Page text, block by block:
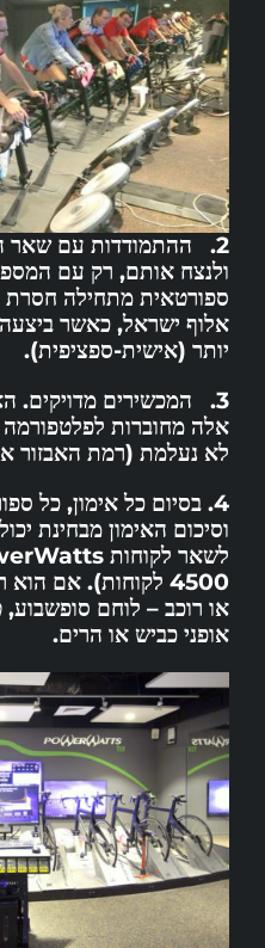
2. ההתמודדות עם שאר
ולנצח אותם, רק עם
ספורטאית מתחילה חסרת
אלוף ישראל, כאשר
יותר (אישית-ספציפית).
אלה מחוברות
לא נעלמת (רמת האבזור אגב
4. בסיום כל אימון, כל
וסיכום האימון מבחינת
4500 לקוחות). אם
או רוכב – לוחם
אופני כביש או הרים.